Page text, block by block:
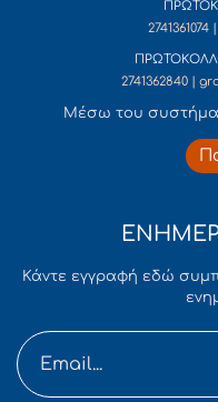
2741362840 |
Mέσω του
Κάντε εγγραφή εδώ